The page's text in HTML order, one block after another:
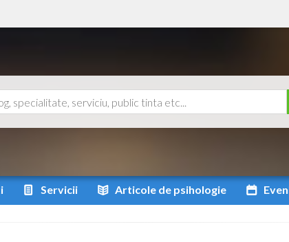
Servicii Articole de psihologie